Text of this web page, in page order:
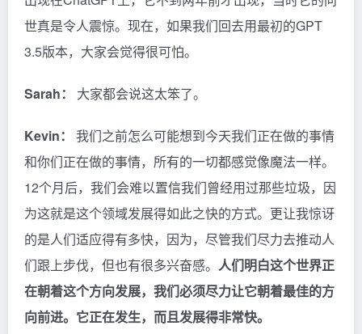
世真是令人震惊。现在，如果我们回去用最初的GPT
3.5版本，大家会觉得很可怕。
Sarah： 大家都会说这太笨了。
Kevin：
我们之前怎么可能想到今天我们正在做的事情
和你们正在做的事情，所有的一切都感觉像魔法一样。
12个月后，我们会难以置信我们曾经用过那些垃圾，因
为这就是这个领域发展得如此之快的方式。更让我惊讶
的是人们适应得有多快，因为，尽管我们尽力去推动人
们跟上步伐，但也有很多兴奋感。 人们明白这个世界正
在朝着这个方向发展，我们必须尽力让它朝着最佳的方
向前进。它正在发生，而且发展得非常快。